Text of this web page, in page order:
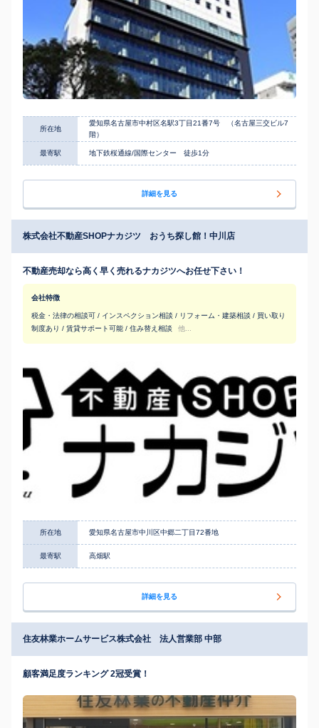
所在地
愛知県名古屋市中村区名駅3丁目21番7号 （名古屋三交ビル7
階）
最寄駅 地下鉄桜通線/国際センター 徒歩1分
詳細を見る
株式会社不動産SHOPナカジツ おうち探し館！中川店
不動産売却なら高く早く売れるナカジツへお任せ下さい！
会社特徴
税金・法律の相談可 / インスペクション相談 / リフォーム・建築相談 / 買い取り
制度あり / 賃貸サポート可能 / 住み替え相談
他...
所在地 愛知県名古屋市中川区中郷二丁目72番地
最寄駅 高畑駅
詳細を見る
住友林業ホームサービス株式会社 法人営業部 中部
顧客満足度ランキング 2冠受賞！